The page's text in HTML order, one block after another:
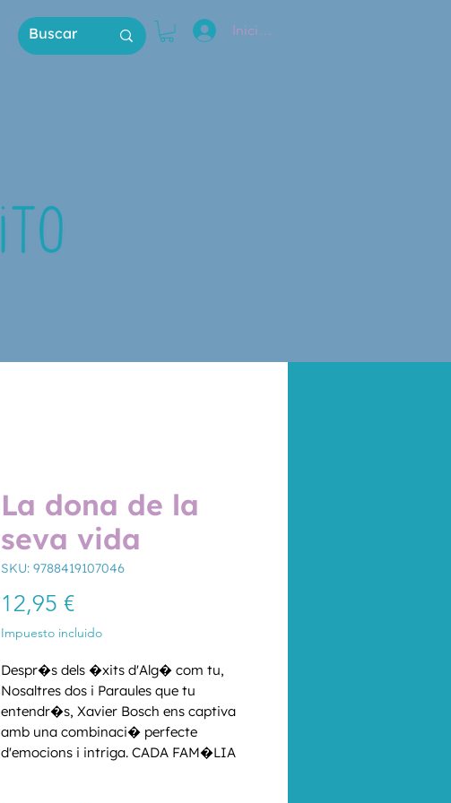
Iniciar sesión
La dona de la
seva vida
SKU: 9788419107046
12,95 €Precio
Impuesto incluido
Despr�s dels �xits d'Alg� com tu,
Nosaltres dos i Paraules que tu
entendr�s, Xavier Bosch ens captiva
amb una combinaci� perfecte
d'emocions i intriga. CADA FAM�LIA